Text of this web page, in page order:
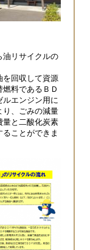
油リサイクルの
を回収して資源
料であるＢＤ
ルエンジン用に
り、ごみの減量
量と二酸化炭素
ことができま